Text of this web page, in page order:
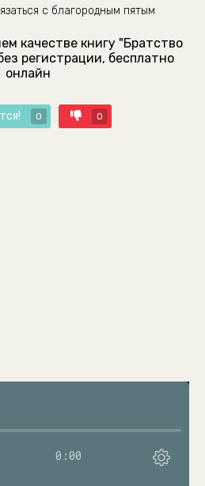
с благородным пятым
качестве книгу "Братство
регистрации, бесплатно
онлайн
0 0
0:00